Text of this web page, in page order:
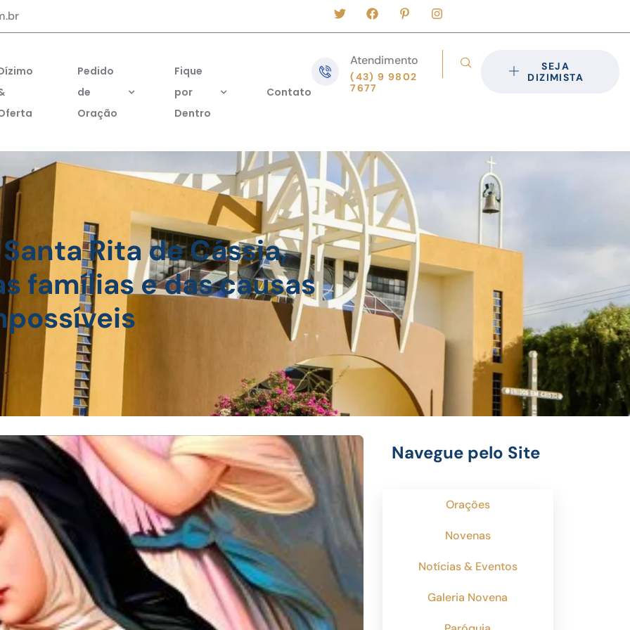
Pedido
de
Oração
Fique
por
Dentro
Contato
Atendimento
(43) 9 9802
7677
SEJA
DIZIMISTA
Rita de Cássia,
famílias e das causas
Navegue pelo Site
Orações
Novenas
Notícias & Eventos
Galeria Novena